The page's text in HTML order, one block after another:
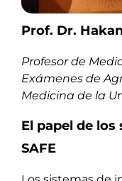
Prof. Dr.
Profesor de
Exámenes de
Medicina de la
El papel de
SAFE